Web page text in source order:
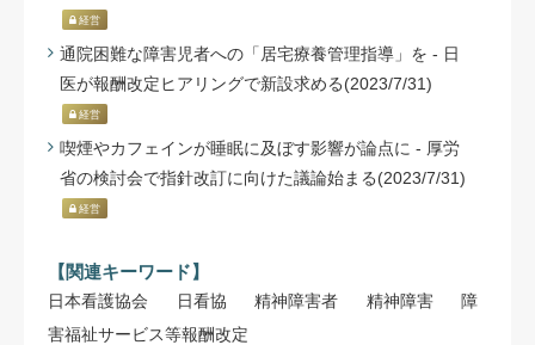
経営
通院困難な障害児者への「居宅療養管理指導」を - 日
医が報酬改定ヒアリングで新設求める(2023/7/31)
経営
喫煙やカフェインが睡眠に及ぼす影響が論点に - 厚労
省の検討会で指針改訂に向けた議論始まる(2023/7/31)
経営
【関連キーワード】
日本看護協会 日看協 精神障害者 精神障害
障
害福祉サービス等報酬改定